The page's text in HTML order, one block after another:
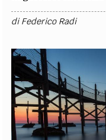
diFederico Radi